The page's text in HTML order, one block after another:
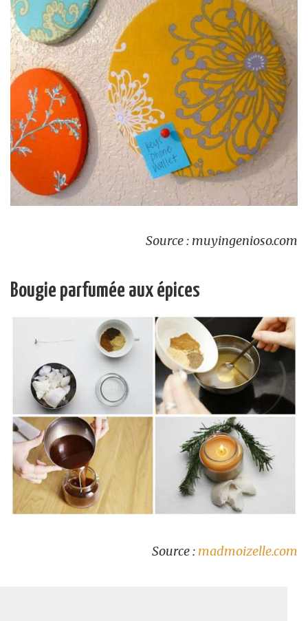
Source : muyingenioso.com
Bougie parfumée aux épices
Source : madmoizelle.com